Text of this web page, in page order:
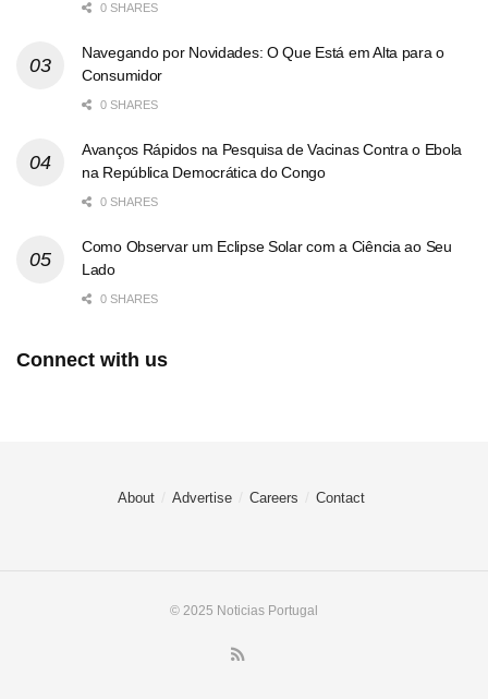
0 SHARES
Navegando por Novidades: O Que Está em Alta para o
Consumidor
0 SHARES
Avanços Rápidos na Pesquisa de Vacinas Contra o Ebola
na República Democrática do Congo
0 SHARES
Como Observar um Eclipse Solar com a Ciência ao Seu
Lado
0 SHARES
Connect with us
About Advertise Careers Contact
© 2025 Noticias Portugal